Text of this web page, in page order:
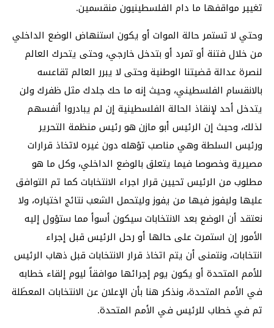
تغيير مواقفها ما دام الفلسطينيون منقسمين.
وحتي لا تستمر حالة الموات أو يكون استنهاض الوضع الداخلي
من خلال فتنة أو تمرد أو بتدخل خارجي، وحتى يتحرك العالم
لنصرة عدالة قضيتنا الوطنية وحتى لا يبرر العالم تقاعسه
بالانقسام الفلسطيني، وحيث إنه ما حك جلدك مثل ظفرك ولن
يتدخل أحد لإنقاذ الحالة الفلسطينية إن لم يبادروا أنفسهم
لذلك، وحيث إن الرئيس أبو مازن هو رئيس منظمة التحرير
ورئيس السلطة وهي مناصب تؤهله دون غيره لاتخاذ قرارات
مصيرية وخصوصا فيما يتعلق بالوضع الداخلي، وكل ما هو
مطلوب من الرئيس تحيين قرار اجراء الانتخابات كما تم التوافق
عليها وليفوز فيها من يفوز وليتحمل الشعب نتائج اختياره، ولا
نعتقد أن الوضع بعد الانتخابات سيكون أسوأ مما ستؤول إليه
الأمور إن استمرت على حالها أو رحل الرئيس قبل إجراء
انتخابات، ونتمنى أن يتم اتخاذ قرار الانتخابات قبل ذهاب الرئيس
للأمم المتحدة أو يكون يوم إجرائها موافقاً ليوم إلقاء خطابه
في الأمم المتحدة، ونذكر هنا بأن الإعلان عن الانتخابات المعطَلة
تم في خطاب للرئيس في الأمم المتحدة.